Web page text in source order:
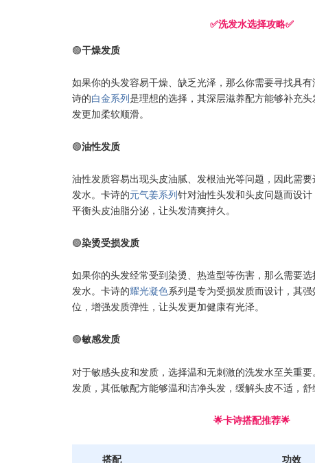
✅洗发水选择攻略✅
🟢干燥发质
如果你的头发容易干燥、缺乏光泽，那么你需要寻找具
诗的白金系列是理想的选择，其深层滋养配方能够补充
发更加柔软顺滑。
🟢油性发质
油性发质容易出现头皮油腻、发根油光等问题，因此需
发水。卡诗的元气姜系列针对油性头发和头皮问题而设计
平衡头皮油脂分泌，让头发清爽持久。
🟢染烫受损发质
如果你的头发经常受到染烫、热造型等伤害，那么需要
发水。卡诗的耀光凝色系列是专为受损发质而设计，其
位，增强发质弹性，让头发更加健康有光泽。
🟢敏感发质
对于敏感头皮和发质，选择温和无刺激的洗发水至关重要
发质，其低敏配方能够温和洁净头发，缓解头皮不适，舒
🌟卡诗搭配推荐🌟
搭配 功效